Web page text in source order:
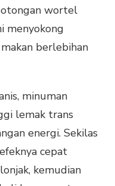
wortel
menyokong
berlebihan
minuman
lemak trans
energi. Sekilas
cepat
kemudian